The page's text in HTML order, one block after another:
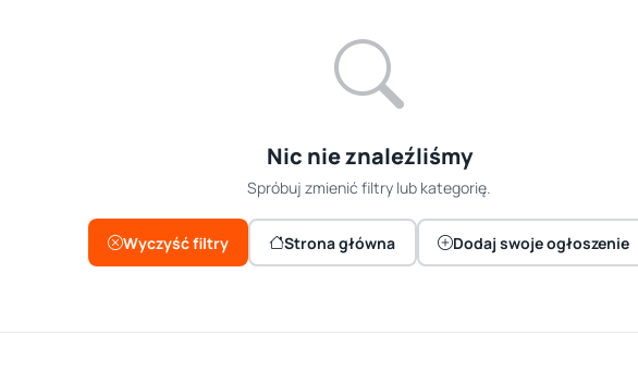
Nic nie znaleźliśmy
Spróbuj zmienić filtry lub kategorię.
Wyczyść filtry Strona główna Dodaj swoje ogłoszenie